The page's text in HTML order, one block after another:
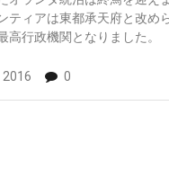
ティアは東都承天府と改め
高行政機関となりました。
2016 0